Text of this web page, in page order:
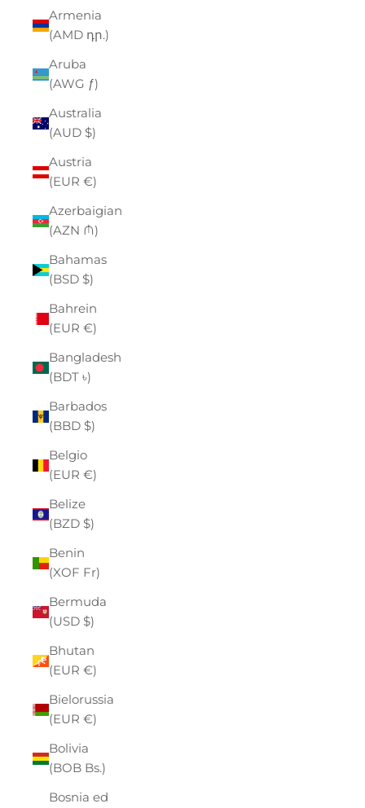
Armenia
(AMD դր.)
Aruba
(AWG ƒ)
Australia
(AUD $)
Austria
(EUR €)
Azerbaigian
(AZN ₼)
Bahamas
(BSD $)
Bahrein
(EUR €)
Bangladesh
(BDT ৳)
Barbados
(BBD $)
Belgio
(EUR €)
Belize
(BZD $)
Benin
(XOF Fr)
Bermuda
(USD $)
Bhutan
(EUR €)
Bielorussia
(EUR €)
Bolivia
(BOB Bs.)
Bosnia ed